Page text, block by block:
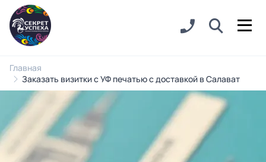
Главная
Заказать визитки с УФ печатью с доставкой в Салават